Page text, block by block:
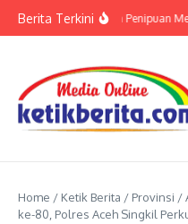
Berita TerkiniAncaman Penipuan
Home / Ketik Berita / Provinsi /
ke-80, Polres Aceh Singkil